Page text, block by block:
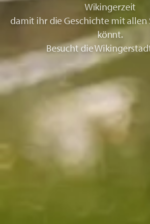
Wikingerzeit
damit ihr die Geschichte mit allen
könnt.
Besucht die